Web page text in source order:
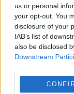
us or personal
your opt-out. You
disclosure of your
IAB’s list of
also be disclosed
Downstream
06:34-
căldură se
grade, urmate
06:25-Noi
jihadismul